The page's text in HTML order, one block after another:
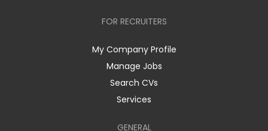
FOR RECRUITERS
My Company Profile
Manage Jobs
Search CVs
Services
GENERAL